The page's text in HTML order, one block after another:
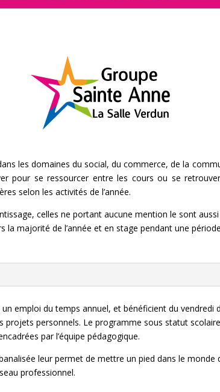
les domaines du social, du commerce, de la
pour se ressourcer entre les cours ou se
selon les activités de l’année.
celles ne portant aucune mention le sont
la majorité de l’année et en stage pendant une période
emploi du temps annuel, et bénéficient du vendredi
projets personnels. Le programme sous statut scolaire
par l’équipe pédagogique.
leur permet de mettre un pied dans le monde
professionnel.